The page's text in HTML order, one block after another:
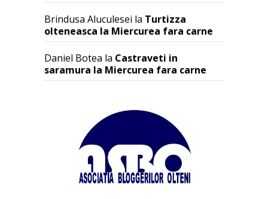
Brindusa Aluculesei la Turtizza
olteneasca la Miercurea fara carne
Daniel Botea la Castraveti in
saramura la Miercurea fara carne